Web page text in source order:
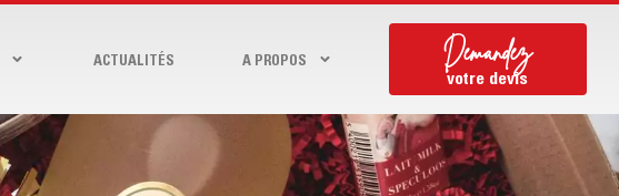
ACTUALITÉS A PROPOS Demandez
votre devis